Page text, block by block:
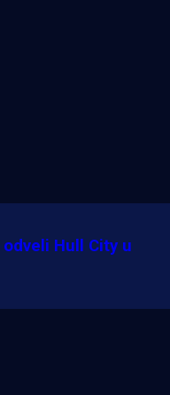
Hull City u